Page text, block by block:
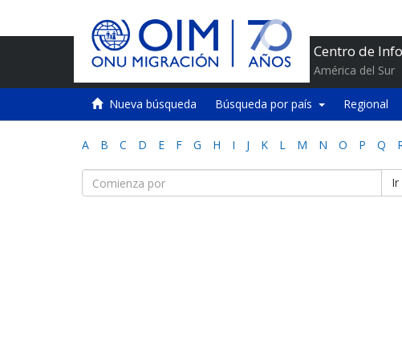
Centro de
América del Sur
Nueva búsqueda Búsqueda por país Regional
A B C D E F G H I J K L M N O P Q
Ir